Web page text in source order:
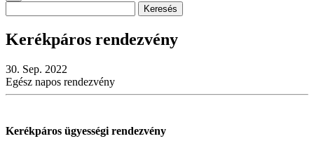
Keresés
Kerékpáros rendezvény
30. Sep. 2022
Egész napos rendezvény
Kerékpáros ügyességi rendezvény